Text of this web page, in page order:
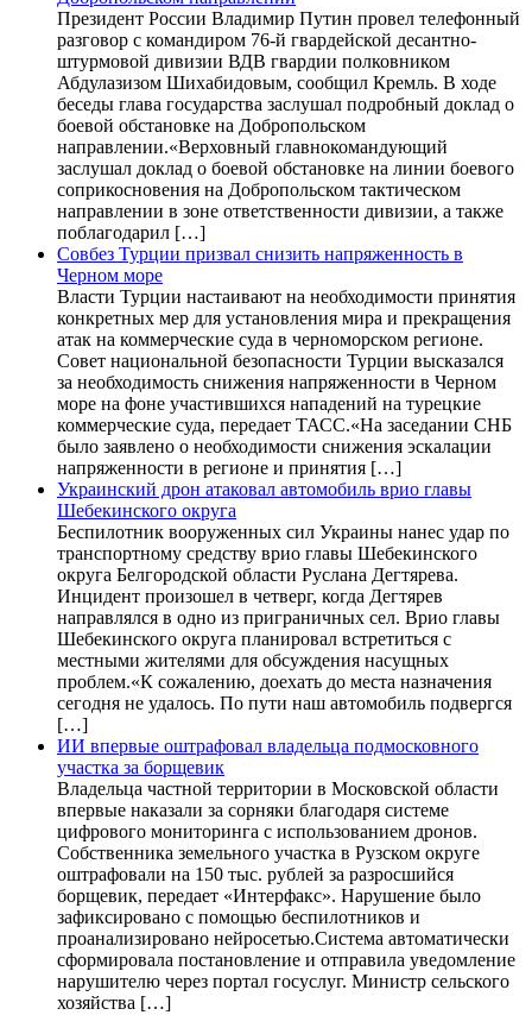
Президент России Владимир Путин провел телефонный
разговор с командиром 76-й гвардейской десантно-
штурмовой дивизии ВДВ гвардии полковником
Абдулазизом Шихабидовым, сообщил Кремль. В ходе
беседы глава государства заслушал подробный доклад о
боевой обстановке на Добропольском
направлении.«Верховный главнокомандующий
заслушал доклад о боевой обстановке на линии боевого
соприкосновения на Добропольском тактическом
направлении в зоне ответственности дивизии, а также
поблагодарил […]
Совбез Турции призвал снизить напряженность в
Черном море
Власти Турции настаивают на необходимости принятия
конкретных мер для установления мира и прекращения
атак на коммерческие суда в черноморском регионе.
Совет национальной безопасности Турции высказался
за необходимость снижения напряженности в Черном
море на фоне участившихся нападений на турецкие
коммерческие суда, передает ТАСС.«На заседании СНБ
было заявлено о необходимости снижения эскалации
напряженности в регионе и принятия […]
Украинский дрон атаковал автомобиль врио главы
Шебекинского округа
Беспилотник вооруженных сил Украины нанес удар по
транспортному средству врио главы Шебекинского
округа Белгородской области Руслана Дегтярева.
Инцидент произошел в четверг, когда Дегтярев
направлялся в одно из приграничных сел. Врио главы
Шебекинского округа планировал встретиться с
местными жителями для обсуждения насущных
проблем.«К сожалению, доехать до места назначения
сегодня не удалось. По пути наш автомобиль подвергся
[…]
ИИ впервые оштрафовал владельца подмосковного
участка за борщевик
Владельца частной территории в Московской области
впервые наказали за сорняки благодаря системе
цифрового мониторинга с использованием дронов.
Собственника земельного участка в Рузском округе
оштрафовали на 150 тыс. рублей за разросшийся
борщевик, передает «Интерфакс». Нарушение было
зафиксировано с помощью беспилотников и
проанализировано нейросетью.Система автоматически
сформировала постановление и отправила уведомление
нарушителю через портал госуслуг. Министр сельского
хозяйства […]